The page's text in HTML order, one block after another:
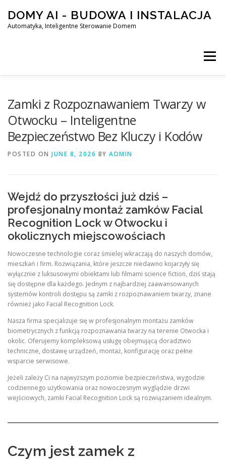
content
DOMY AI - BUDOWA I INSTALACJA
Automatyka, Inteligentne Sterowanie Domem
Menu
SMART DOM AI – AUTOMATYKA, INTELIGENTNE
Zamki z Rozpoznawaniem Twarzy w
Otwocku – Inteligentne
Bezpieczeństwo Bez Kluczy i Kodów
POSTED ON JUNE 8, 2026 BY ADMIN
Wejdź do przyszłości już dziś –
profesjonalny montaż zamków Facial
Recognition Lock w Otwocku i
okolicznych miejscowościach
Nowoczesne technologie coraz śmielej wkraczają do naszych domów,
mieszkań i firm. Rozwiązania, które jeszcze niedawno kojarzyły się
wyłącznie z luksusowymi obiektami lub filmami science fiction, dziś stają
się dostępne dla każdego. Jednym z najbardziej zaawansowanych
systemów kontroli dostępu są zamki z rozpoznawaniem twarzy, znane
również jako Facial Recognition Lock.
Nasza firma specjalizuje się w profesjonalnym montażu zamków
biometrycznych z funkcją rozpoznawania twarzy na terenie Otwocka i
okolic. Oferujemy kompleksową usługę obejmującą doradztwo
techniczne, dostawę urządzeń, montaż, konfigurację oraz pełne
wsparcie serwisowe.
Jeżeli zależy Ci na najwyższym poziomie bezpieczeństwa, wygodzie
codziennego użytkowania oraz nowoczesnym wyglądzie drzwi
wejściowych, zamki Facial Recognition Lock są rozwiązaniem idealnym.
Czym jest zamek z